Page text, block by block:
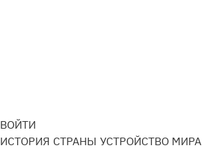
ВОЙТИ
ИСТОРИЯ СТРАНЫ УСТРОЙСТВО МИРА